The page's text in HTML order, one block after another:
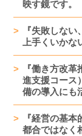
映す鏡です。
『失敗しな
上手くいかな
『働き方改
進支援コース
備の導入にも
『経営の基
都合ではなく